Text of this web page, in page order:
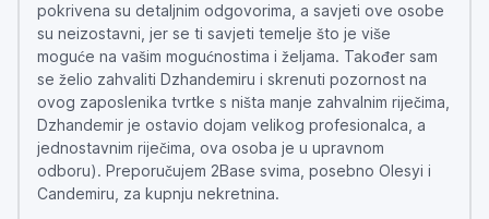
pokrivena su detaljnim odgovorima, a savjeti ove osobe
su neizostavni, jer se ti savjeti temelje što je više
moguće na vašim mogućnostima i željama. Također sam
se želio zahvaliti Dzhandemiru i skrenuti pozornost na
ovog zaposlenika tvrtke s ništa manje zahvalnim riječima,
Dzhandemir je ostavio dojam velikog profesionalca, a
jednostavnim riječima, ova osoba je u upravnom
odboru). Preporučujem 2Base svima, posebno Olesyi i
Candemiru, za kupnju nekretnina.